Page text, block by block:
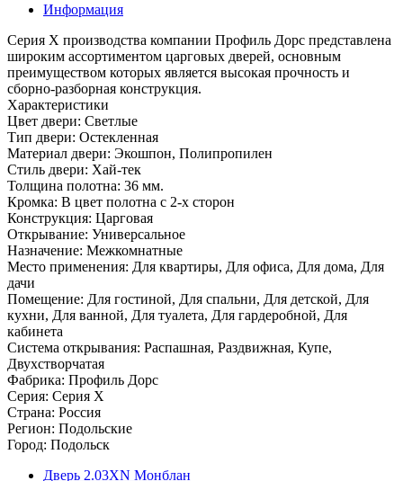
Информация
Серия Х производства компании Профиль Дорс представлена
широким ассортиментом царговых дверей, основным
преимуществом которых является высокая прочность и
сборно-разборная конструкция.
Характеристики
Цвет двери: Светлые
Тип двери: Остекленная
Материал двери: Экошпон, Полипропилен
Стиль двери: Хай-тек
Толщина полотна: 36 мм.
Кромка: В цвет полотна с 2-х сторон
Конструкция: Царговая
Открывание: Универсальное
Назначение: Межкомнатные
Место применения: Для квартиры, Для офиса, Для дома, Для
дачи
Помещение: Для гостиной, Для спальни, Для детской, Для
кухни, Для ванной, Для туалета, Для гардеробной, Для
кабинета
Система открывания: Распашная, Раздвижная, Купе,
Двухстворчатая
Фабрика: Профиль Дорс
Серия: Серия X
Страна: Россия
Регион: Подольские
Город: Подольск
Дверь 2.03ХN Монблан